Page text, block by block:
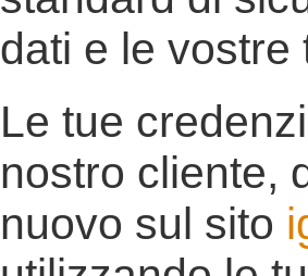
dati e le vostre
Le tue
nostro cliente,
nuovo sul sito